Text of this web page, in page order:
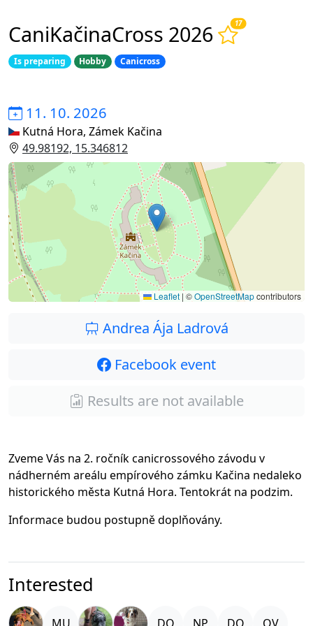
CaniKačinaCross 2026 17
Is preparing Hobby Canicross
11. 10. 2026
Kutná Hora, Zámek Kačina
49.98192, 15.346812
Leaflet |©OpenStreetMapcontributors
Andrea Ája Ladrová
Facebook event
Results are not available
Zveme Vás na 2. ročník canicrossového závodu v
nádherném areálu empírového zámku Kačina nedaleko
historického města Kutná Hora. Tentokrát na podzim.
Informace budou postupně doplňovány.
Interested